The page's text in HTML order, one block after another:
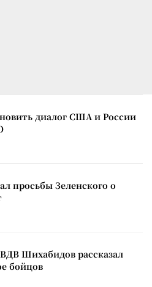
диалог США и России
просьбы Зеленского о
Шихабидов рассказал
бойцов